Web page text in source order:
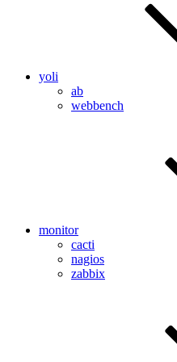
yoli
ab
webbench
monitor
cacti
nagios
zabbix